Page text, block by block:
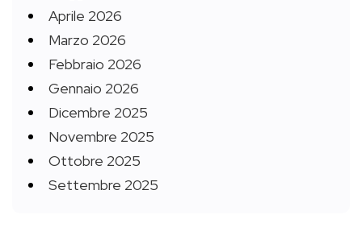
Aprile 2026
Marzo 2026
Febbraio 2026
Gennaio 2026
Dicembre 2025
Novembre 2025
Ottobre 2025
Settembre 2025